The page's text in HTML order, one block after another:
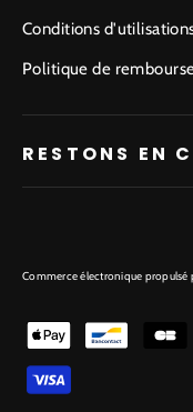
Conditions
Politique de
RESTONS EN
Commerce électronique propulsé